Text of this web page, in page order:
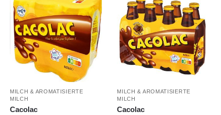
MILCH & AROMATISIERTE
MILCH
Cacolac
MILCH & AROMATISIERTE
MILCH
Cacolac